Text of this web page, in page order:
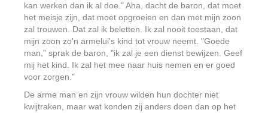
kan werken dan ik al doe." Aha, dacht de baron, dat moet
het meisje zijn, dat moet opgroeien en dan met mijn zoon
zal trouwen. Dat zal ik beletten. Ik zal nooit toestaan, dat
mijn zoon zo'n armelui's kind tot vrouw neemt. "Goede
man," sprak de baron, "ik zal je een dienst bewijzen. Geef
mij het kind. Ik zal het mee naar huis nemen en er goed
voor zorgen."
De arme man en zijn vrouw wilden hun dochter niet
kwijtraken, maar wat konden zij anders doen dan op het